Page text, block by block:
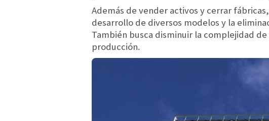
Además de vender activos y cerrar fábricas,
desarrollo de diversos modelos y la
También busca disminuir la complejidad
producción.